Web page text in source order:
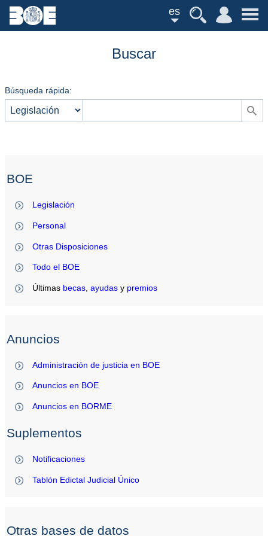
es
Buscar
Búsqueda rápida:
BOE
Legislación
Personal
Otras Disposiciones
Todo el BOE
Últimas becas ,ayudas y premios
Anuncios
Administración de justicia en BOE
Anuncios en BOE
Anuncios en BORME
Suplementos
Notificaciones
Tablón Edictal Judicial Único
Otras bases de datos